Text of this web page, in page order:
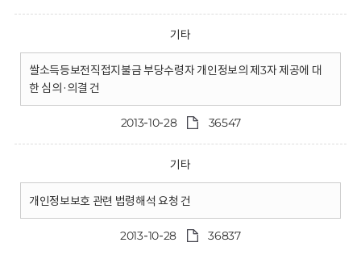
기타
쌀소득등보전직접지불금 부당수령자 개인정보의 제3자 제공에 대
한 심의·의결 건
2013-10-28 36547
기타
개인정보보호 관련 법령해석 요청 건
2013-10-28 36837